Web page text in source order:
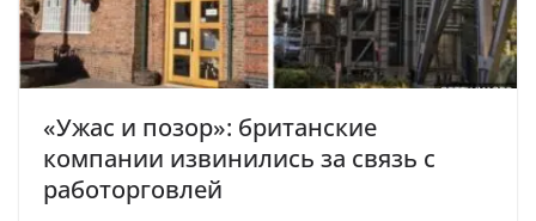
«Ужас и позор»: британские
компании извинились за связь с
работорговлей